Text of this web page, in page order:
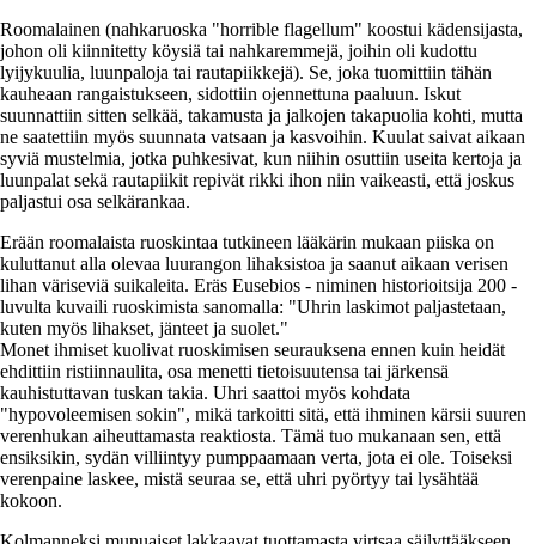
Roomalainen (nahkaruoska "horrible flagellum" koostui kädensijasta,
johon oli kiinnitetty köysiä tai nahkaremmejä, joihin oli kudottu
lyijykuulia, luunpaloja tai rautapiikkejä). Se, joka tuomittiin tähän
kauheaan rangaistukseen, sidottiin ojennettuna paaluun. Iskut
suunnattiin sitten selkää, takamusta ja jalkojen takapuolia kohti, mutta
ne saatettiin myös suunnata vatsaan ja kasvoihin. Kuulat saivat aikaan
syviä mustelmia, jotka puhkesivat, kun niihin osuttiin useita kertoja ja
luunpalat sekä rautapiikit repivät rikki ihon niin vaikeasti, että joskus
paljastui osa selkärankaa.
Erään roomalaista ruoskintaa tutkineen lääkärin mukaan piiska on
kuluttanut alla olevaa luurangon lihaksistoa ja saanut aikaan verisen
lihan väriseviä suikaleita. Eräs Eusebios - niminen historioitsija 200 -
luvulta kuvaili ruoskimista sanomalla: "Uhrin laskimot paljastetaan,
kuten myös lihakset, jänteet ja suolet."
Monet ihmiset kuolivat ruoskimisen seurauksena ennen kuin heidät
ehdittiin ristiinnaulita, osa menetti tietoisuutensa tai järkensä
kauhistuttavan tuskan takia. Uhri saattoi myös kohdata
"hypovoleemisen sokin", mikä tarkoitti sitä, että ihminen kärsii suuren
verenhukan aiheuttamasta reaktiosta. Tämä tuo mukanaan sen, että
ensiksikin, sydän villiintyy pumppaamaan verta, jota ei ole. Toiseksi
verenpaine laskee, mistä seuraa se, että uhri pyörtyy tai lysähtää
kokoon.